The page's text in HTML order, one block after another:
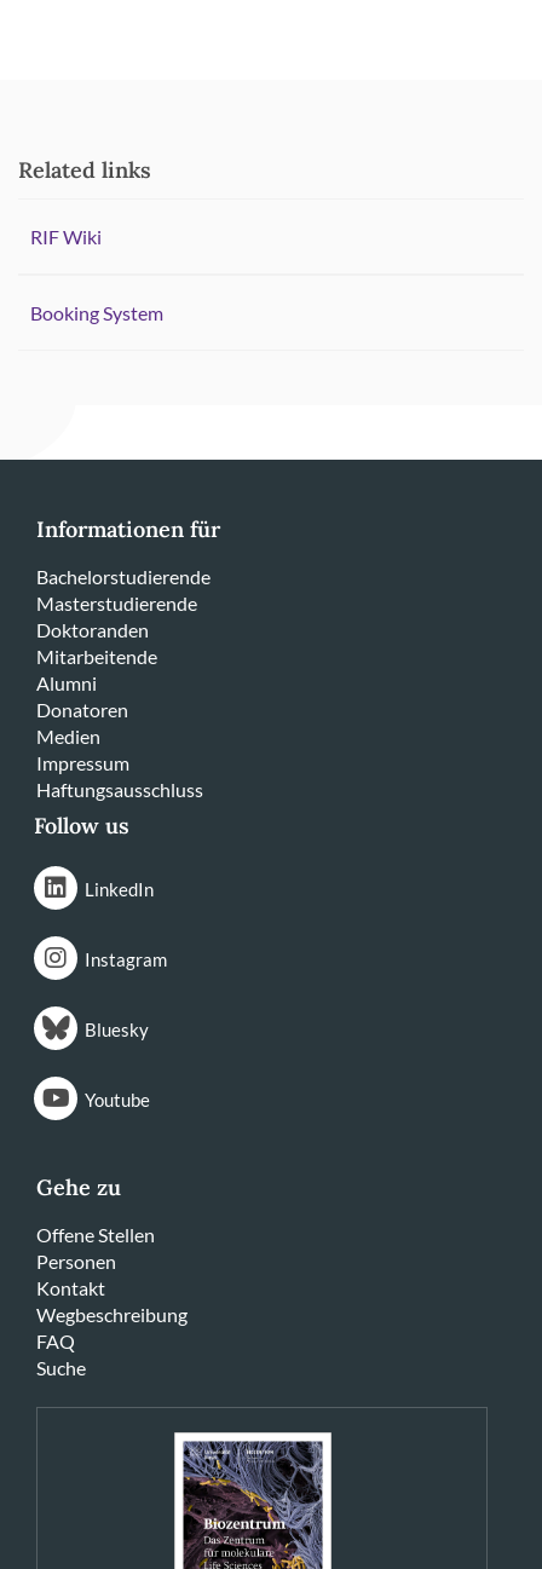
Related links
RIF Wiki
Booking System
Informationen für
Bachelorstudierende
Masterstudierende
Doktoranden
Mitarbeitende
Alumni
Donatoren
Medien
Impressum
Haftungsausschluss
Follow us
LinkedIn
Instagram
Bluesky
Youtube
Gehe zu
Offene Stellen
Personen
Kontakt
Wegbeschreibung
FAQ
Suche